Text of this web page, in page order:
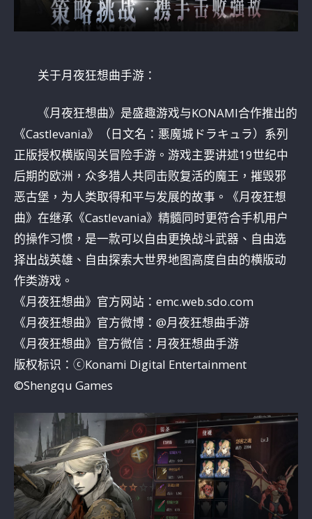
关于月夜狂想曲手游：
《月夜狂想曲》是盛趣游戏与KONAMI合作推出的
《Castlevania》（日文名：悪魔城ドラキュラ）系列
正版授权横版闯关冒险手游。游戏主要讲述19世纪中
后期的欧洲，众多猎人共同击败复活的魔王，摧毁邪
恶古堡，为人类取得和平与发展的故事。《月夜狂想
曲》在继承《Castlevania》精髓同时更符合手机用户
的操作习惯，是一款可以自由更换战斗武器、自由选
择出战英雄、自由探索大世界地图高度自由的横版动
作类游戏。
《月夜狂想曲》官方网站：emc.web.sdo.com
《月夜狂想曲》官方微博：@月夜狂想曲手游
《月夜狂想曲》官方微信：月夜狂想曲手游
版权标识：ⓒKonami Digital Entertainment
©Shengqu Games